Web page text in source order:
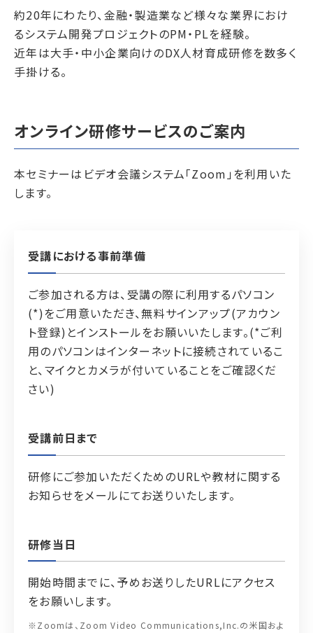
約20年にわたり、金融・製造業など様々な業界におけ
るシステム開発プロジェクトのPM・PLを経験。
近年は大手・中小企業向けのDX人材育成研修を数多く
手掛ける。
オンライン研修サービスのご案内
本セミナーはビデオ会議システム「Zoom」を利用いた
します。
受講における事前準備
ご参加される方は、受講の際に利用するパソコン
(*)をご用意いただき、無料サインアップ(アカウン
ト登録)とインストールをお願いいたします。(*ご利
用のパソコンはインターネットに接続されているこ
と、マイクとカメラが付いていることをご確認くだ
さい)
受講前日まで
研修にご参加いただくためのURLや教材に関する
お知らせをメールにてお送りいたします。
研修当日
開始時間までに、予めお送りしたURLにアクセス
をお願いします。
※Zoomは、Zoom Video Communications,Inc.の米国およ